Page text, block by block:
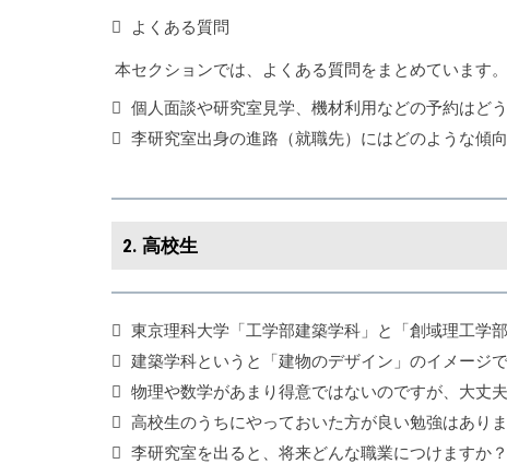
よくある質問
本セクションでは、よくある質問をまとめています。
個人面談や研究室見学、機材利用などの予約はど
李研究室出身の進路（就職先）にはどのような傾
2. 高校生
東京理科大学「工学部建築学科」と「創域理工学
建築学科というと「建物のデザイン」のイメージ
物理や数学があまり得意ではないのですが、大丈
高校生のうちにやっておいた方が良い勉強はあり
李研究室を出ると、将来どんな職業につけますか？